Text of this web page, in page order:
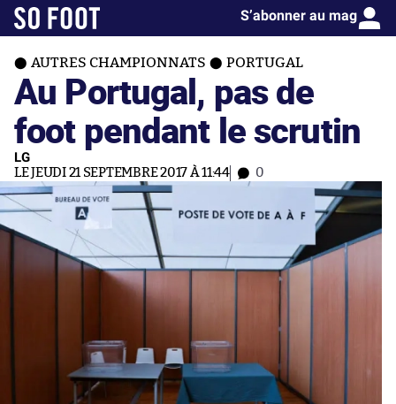
S’abonner au mag
AUTRES CHAMPIONNATS PORTUGAL
Au Portugal, pas de
foot pendant le scrutin
LG
LE JEUDI 21 SEPTEMBRE 2017 À 11:44 0